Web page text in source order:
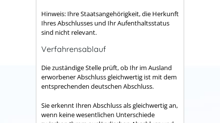
Hinweis: Ihre Staatsangehörigkeit, die Herkunft
Ihres Abschlusses und Ihr Aufenthaltsstatus
sind nicht relevant.
Verfahrensablauf
Die zuständige Stelle prüft, ob Ihr im Ausland
erworbener Abschluss gleichwertig ist mit dem
entsprechenden deutschen Abschluss.
Sie erkennt Ihren Abschluss als gleichwertig an,
wenn keine wesentlichen Unterschiede